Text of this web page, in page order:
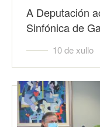
A Deputación
Sinfónica de
10 de xullo